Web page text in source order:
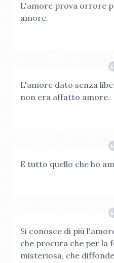
L'amore prova orrore
amore.
L'amore dato senza
non era affatto amore.
E tutto quello che ho
Si conosce di più
che procura che per la
misteriosa, che